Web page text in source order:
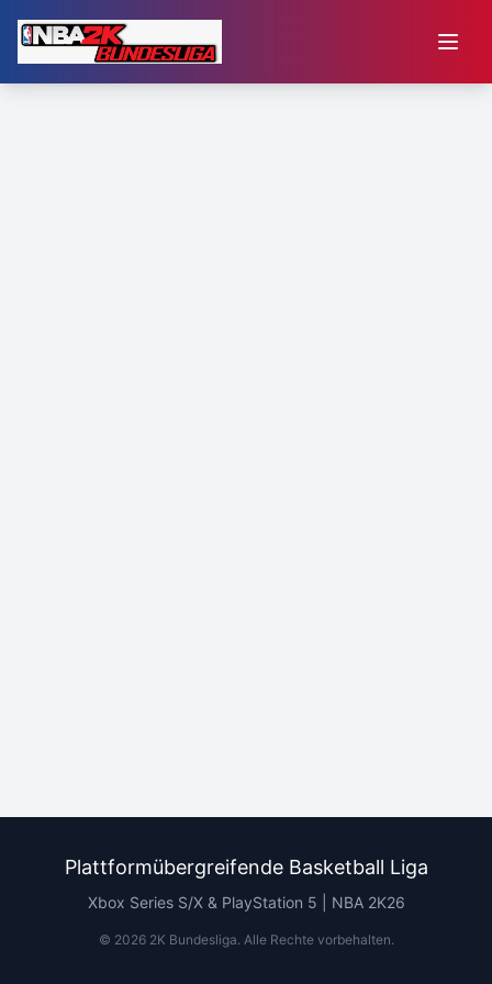
Plattformübergreifende Basketball Liga
Xbox Series S/X & PlayStation 5 | NBA 2K26
© 20262K Bundesliga. Alle Rechte vorbehalten.